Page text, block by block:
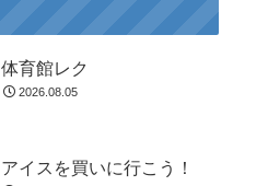
体育館レク
2026.08.05
アイスを買いに行こう！